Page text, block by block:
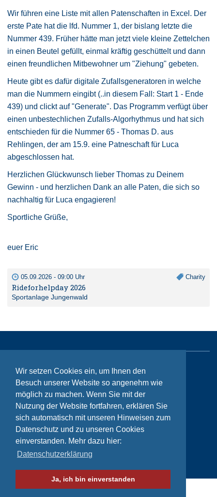
Wir setzen Cookies ein, um Ihnen den
Besuch unserer Website so angenehm wie
möglich zu machen. Wenn Sie mit der
Nutzung der Website fortfahren, erklären Sie
sich automatisch mit unseren Hinweisen zum
Datenschutz und zu unseren Cookies
einverstanden. Mehr dazu hier:
Datenschutzerklärung
Ja, ich bin einverstanden
Wir führen eine Liste mit allen Patenschaften in Excel. Der
erste Pate hat die lfd. Nummer 1, der bislang letzte die
Nummer 439. Früher hätte man jetzt viele kleine Zettelchen
in einen Beutel gefüllt, einmal kräftig geschüttelt und dann
einen freundlichen Mitbewohner um "Ziehung" gebeten.
Heute gibt es dafür digitale Zufallsgeneratoren in welche
man die Nummern eingibt (..in diesem Fall: Start 1 - Ende
439) und clickt auf "Generate". Das Programm verfügt über
einen unbestechlichen Zufalls-Algorhythmus und hat sich
entschieden für die Nummer 65 - Thomas D. aus
Rehlingen, der am 15.9. eine Patneschaft für Luca
abgeschlossen hat.
Herzlichen Glückwunsch lieber Thomas zu Deinem
Gewinn - und herzlichen Dank an alle Paten, die sich so
nachhaltig für Luca engagieren!
Sportliche Grüße,
euer Eric
05.09.2026 - 09:00 Uhr Charity
Rideforhelpday 2026
Sportanlage Jungenwald
Sitemap
Kontakt
Impressum
Datenschutzhinweise
© Bikeaid 2026